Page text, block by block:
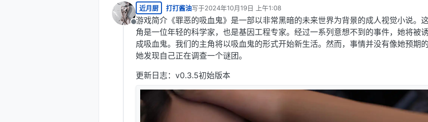
离线
近月厨 打打酱油写于2024年10月19日 上午1:08
最后由 编辑
游戏简介《罪恶的吸血鬼》是一部以非常黑暗的未来世界为背景的成人视觉小说。
角是一位年轻的科学家，也是基因工程专家。经过一系列意想不到的事件，她将被
成吸血鬼。我们的主角将以吸血鬼的形式开始新生活。然而，事情并没有像她预期的
她发现自己正在调查一个谜团。
更新日志：v0.3.5初始版本